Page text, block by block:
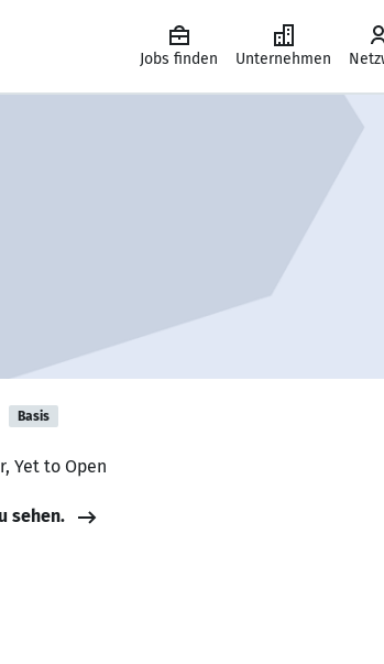
Jobs finden Unternehmen
Basis
Yet to Open
sehen.